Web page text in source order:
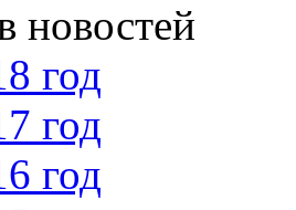
новостей
год
год
год